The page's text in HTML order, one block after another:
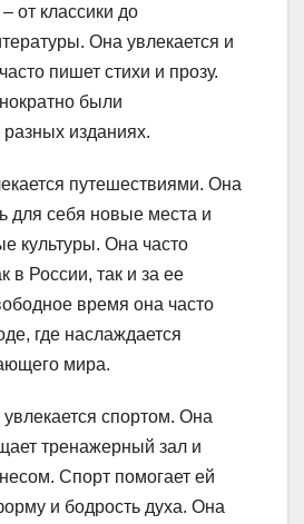
от классики до
Она увлекается и
пишет стихи и прозу.
были
изданиях.
путешествиями. Она
для себя новые места и
культуры. Она часто
в России, так и за ее
время она часто
где наслаждается
мира.
спортом. Она
тренажерный зал и
Спорт помогает ей
и бодрость духа. Она